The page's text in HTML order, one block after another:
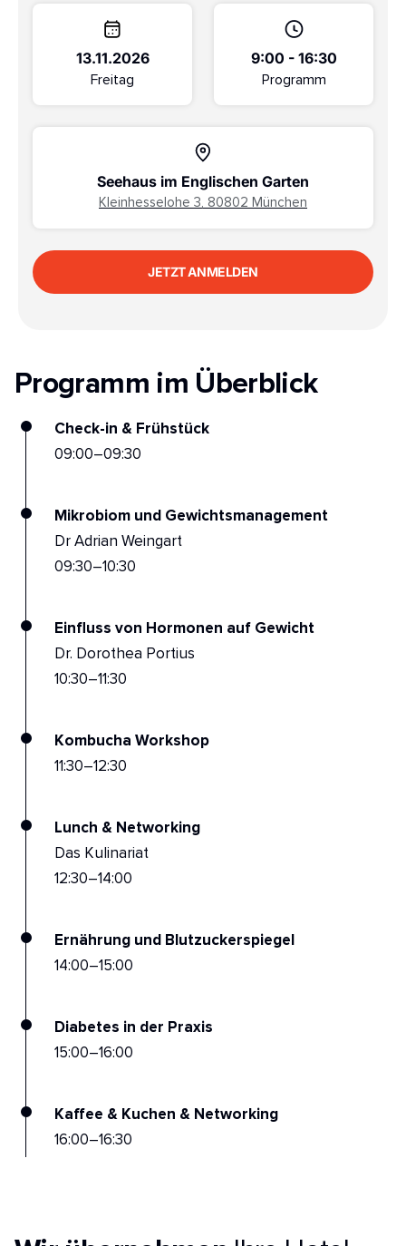
13.11.2026
Freitag
9:00 - 16:30
Programm
Seehaus im Englischen Garten
Kleinhesselohe 3, 80802 München
JETZT ANMELDEN
Programm im Überblick
Check-in & Frühstück
09:00–09:30
Mikrobiom und Gewichtsmanagement
Dr Adrian Weingart
09:30–10:30
Einfluss von Hormonen auf Gewicht
Dr. Dorothea Portius
10:30–11:30
Kombucha Workshop
11:30–12:30
Lunch & Networking
Das Kulinariat
12:30–14:00
Ernährung und Blutzuckerspiegel
14:00–15:00
Diabetes in der Praxis
15:00–16:00
Kaffee & Kuchen & Networking
16:00–16:30